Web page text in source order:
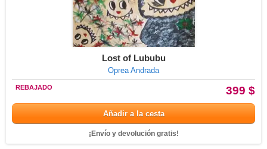
Lost of Lububu
Oprea Andrada
399 $
REBAJADO
Añadir a la cesta
¡Envío y devolución gratis!